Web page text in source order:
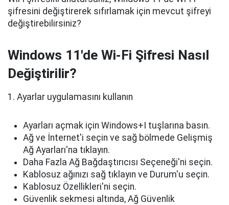
şifresini değiştirerek sıfırlamak için mevcut şifreyi
değiştirebilirsiniz?
Windows 11'de Wi-Fi Şifresi Nasıl
Değiştirilir?
1. Ayarlar uygulamasını kullanın
Ayarları açmak için Windows+I tuşlarına basın.
Ağ ve İnternet'i seçin ve sağ bölmede Gelişmiş
Ağ Ayarları'na tıklayın.
Daha Fazla Ağ Bağdaştırıcısı Seçeneği'ni seçin.
Kablosuz ağınızı sağ tıklayın ve Durum'u seçin.
Kablosuz Özellikleri'ni seçin.
Güvenlik sekmesi altında, Ağ Güvenlik